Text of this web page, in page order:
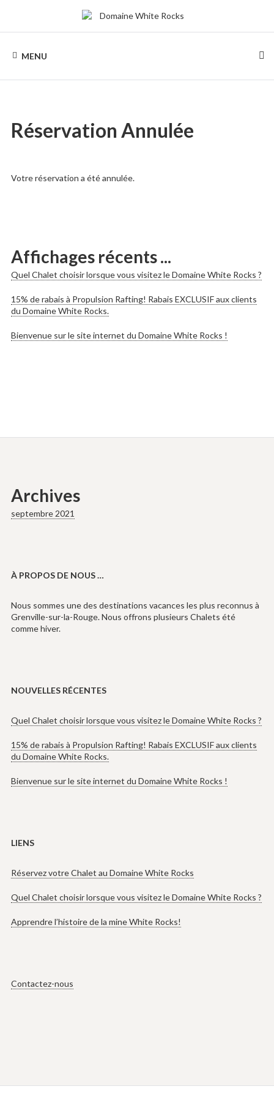
WHITE
ROCKS
de
Chalets
bois
MENU
Réservation Annulée
Votre réservation a été annulée.
Affichages récents ...
Quel Chalet choisir lorsque vous visitez le Domaine White Rocks ?
15% de rabais à Propulsion Rafting! Rabais EXCLUSIF aux clients
du Domaine White Rocks.
Bienvenue sur le site internet du Domaine White Rocks !
Archives
septembre 2021
À PROPOS DE NOUS …
Nous sommes une des destinations vacances les plus reconnus à
Grenville-sur-la-Rouge. Nous offrons plusieurs Chalets été
comme hiver.
NOUVELLES RÉCENTES
Quel Chalet choisir lorsque vous visitez le Domaine White Rocks ?
15% de rabais à Propulsion Rafting! Rabais EXCLUSIF aux clients
du Domaine White Rocks.
Bienvenue sur le site internet du Domaine White Rocks !
LIENS
Réservez votre Chalet au Domaine White Rocks
Quel Chalet choisir lorsque vous visitez le Domaine White Rocks ?
Apprendre l’histoire de la mine White Rocks!
Contactez-nous